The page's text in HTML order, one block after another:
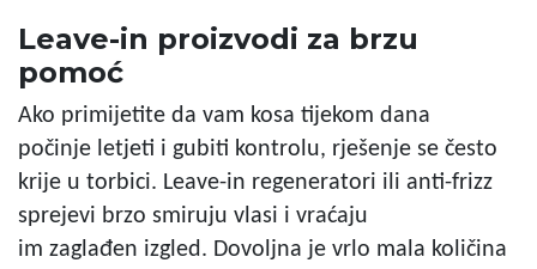
Leave-in proizvodi za brzu
pomoć
Ako primijetite da vam kosa tijekom dana
počinje letjeti i gubiti kontrolu, rješenje se često
krije u torbici. Leave-in regeneratori ili anti-frizz
sprejevi brzo smiruju vlasi i vraćaju
im zaglađen izgled. Dovoljna je vrlo mala količina